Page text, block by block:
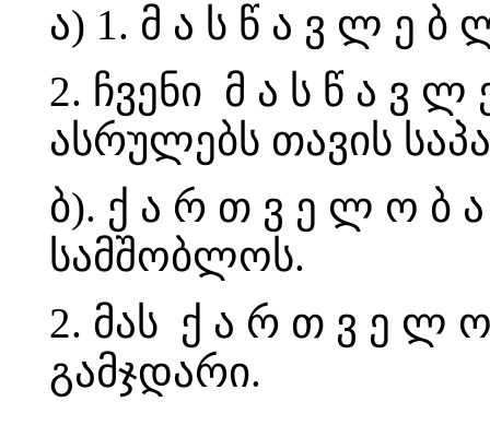
ა) 1. მ ა ს წ ა ვ ლ ე
2. ჩვენი მ ა ს წ ა ვ
ასრულებს თავის
ბ). ქ ა რ თ ვ ე ლ ო ბ
სამშობლოს.
2. მას ქ ა რ თ ვ ე ლ
გამჯდარი.